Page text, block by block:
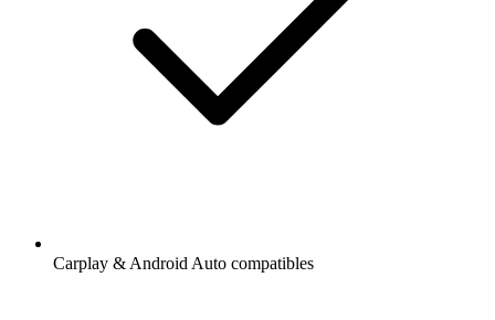
Carplay & Android Auto compatibles